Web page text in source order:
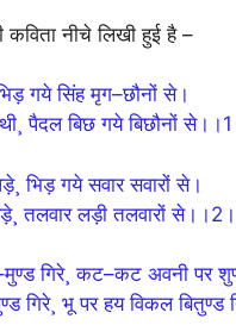
कविता नीचे लिखी हुई है –
गये सिंह मृग–छौनों से।
पैदल बिछ गये बिछौनों
भिड़ गये सवार सवारों से।
तलवार लड़ी तलवारों
गिरे¸ कट–कट अवनी पर
गिरे¸ भू पर हय विकल बितुण्ड